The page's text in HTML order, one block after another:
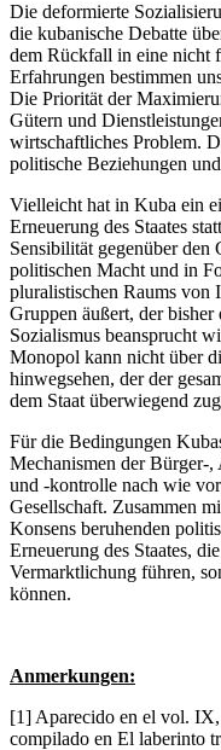
Die deformierte
die kubanische Debatte
dem Rückfall in eine nicht
Erfahrungen bestimmen
Die Priorität der
Gütern und
wirtschaftliches Problem.
politische Beziehungen
Vielleicht hat in Kuba ein
Erneuerung des Staates
Sensibilität gegenüber
politischen Macht und in
pluralistischen Raums von
Gruppen äußert, der
Sozialismus beansprucht
Monopol kann nicht über
hinwegsehen, der der
dem Staat überwiegend
Für die Bedingungen
Mechanismen der Bürger-
und -kontrolle nach wie
Gesellschaft. Zusammen
Konsens beruhenden
Erneuerung des Staates,
Vermarktlichung führen,
können.
Anmerkungen:
[1] Aparecido en el vol.
compilado en El laberinto